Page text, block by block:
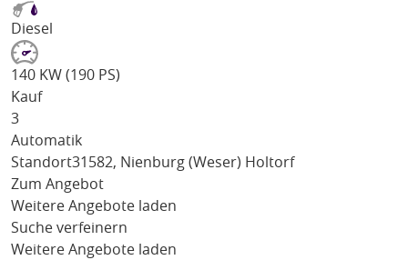
Diesel
140 KW (190 PS)
Kauf
3
Automatik
Standort31582, Nienburg (Weser) Holtorf
Zum Angebot
Weitere Angebote laden
Suche verfeinern
Weitere Angebote laden